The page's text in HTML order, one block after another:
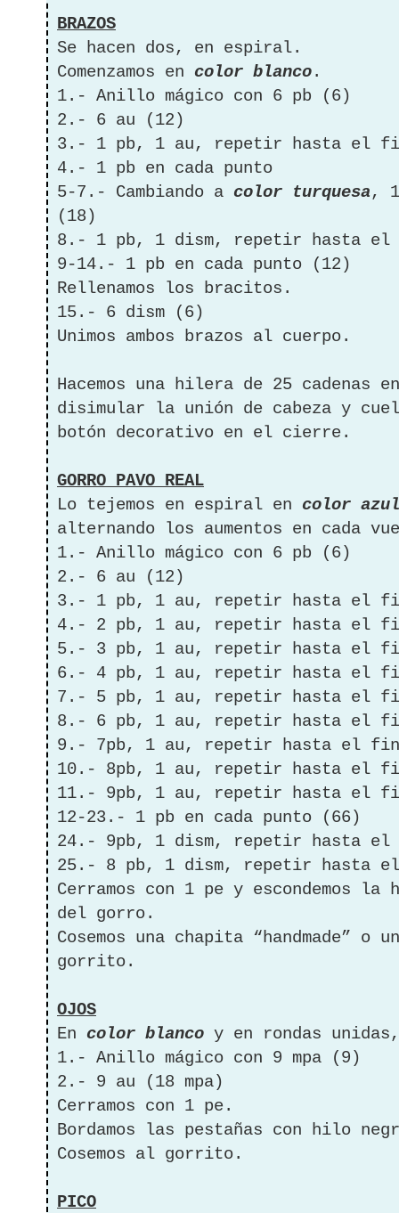
BRAZOS
Se hacen dos, en espiral.
Comenzamos en color blanco.
1.- Anillo mágico con 6 pb (6)
2.- 6 au (12)
3.- 1 pb, 1 au, repetir hasta el
4.- 1 pb en cada punto
5-7.- Cambiando a color turquesa,
(18)
8.- 1 pb, 1 dism, repetir hasta
9-14.- 1 pb en cada punto (12)
Rellenamos los bracitos.
15.- 6 dism (6)
Unimos ambos brazos al cuerpo.
Hacemos una hilera de 25 cadenas
disimular la unión de cabeza y
botón decorativo en el cierre.
GORRO PAVO REAL
Lo tejemos en espiral en color
alternando los aumentos en cada
1.- Anillo mágico con 6 pb (6)
2.- 6 au (12)
3.- 1 pb, 1 au, repetir hasta el
4.- 2 pb, 1 au, repetir hasta el
5.- 3 pb, 1 au, repetir hasta el
6.- 4 pb, 1 au, repetir hasta el
7.- 5 pb, 1 au, repetir hasta el
8.- 6 pb, 1 au, repetir hasta el
9.- 7pb, 1 au, repetir hasta el
10.- 8pb, 1 au, repetir hasta el
11.- 9pb, 1 au, repetir hasta el
12-23.- 1 pb en cada punto (66)
24.- 9pb, 1 dism, repetir hasta
25.- 8 pb, 1 dism, repetir hasta
Cerramos con 1 pe y escondemos
del gorro.
Cosemos una chapita “handmade” o
gorrito.
OJOS
En color blanco y en rondas
1.- Anillo mágico con 9 mpa (9)
2.- 9 au (18 mpa)
Cerramos con 1 pe.
Bordamos las pestañas con hilo
Cosemos al gorrito.
PICO